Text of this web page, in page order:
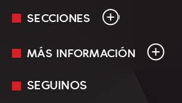
SECCIONES
En Vivo
MÁS INFORMACIÓN
Mediakit
SEGUINOS